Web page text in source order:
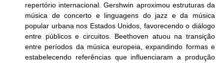
repertório internacional. Gershwin aproximou estruturas da
música de concerto e linguagens do jazz e da música
popular urbana nos Estados Unidos, favorecendo o diálogo
entre públicos e circuitos. Beethoven atuou na transição
entre períodos da música europeia, expandindo formas e
estabelecendo referências que influenciaram a produção